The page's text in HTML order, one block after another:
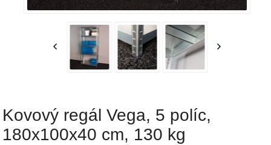
Kovový regál Vega, 5 políc,
180x100x40 cm, 130 kg